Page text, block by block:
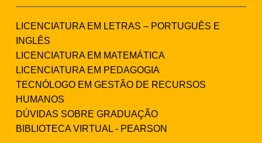
LICENCIATURA EM LETRAS – PORTUGUÊS E
INGLÊS
LICENCIATURA EM MATEMÁTICA
LICENCIATURA EM PEDAGOGIA
TECNÓLOGO EM GESTÃO DE RECURSOS
HUMANOS
DÚVIDAS SOBRE GRADUAÇÃO
BIBLIOTECA VIRTUAL - PEARSON